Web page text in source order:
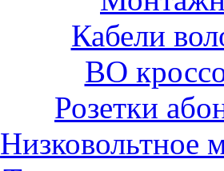
Кабели
ВО
Розетки
Низковольтное